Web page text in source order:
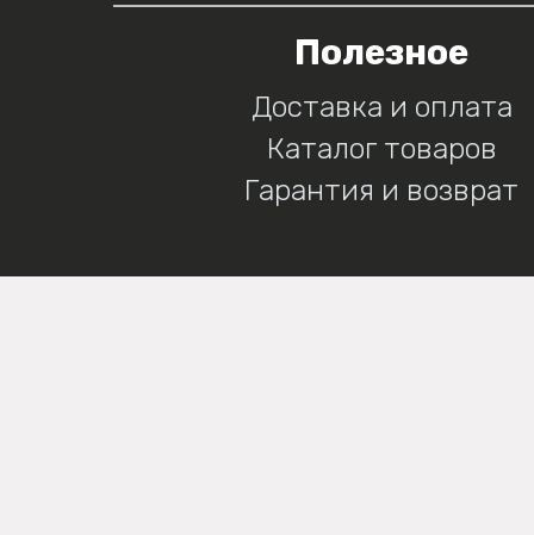
Полезное
Доставка и оплата
Каталог товаров
Гарантия и возврат